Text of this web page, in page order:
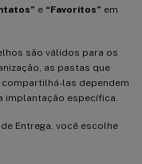
e “Favoritos” em
são válidos para os
as pastas que
las dependem
implantação específica.
Entrega, você escolhe